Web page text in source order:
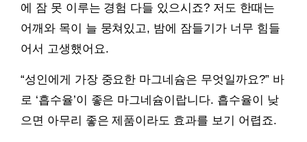
에 잠 못 이루는 경험 다들 있으시죠? 저도 한때는
어깨와 목이 늘 뭉쳐있고, 밤에 잠들기가 너무 힘들
어서 고생했어요.
“성인에게 가장 중요한 마그네슘은 무엇일까요?” 바
로 ‘흡수율’이 좋은 마그네슘이랍니다. 흡수율이 낮
으면 아무리 좋은 제품이라도 효과를 보기 어렵죠.